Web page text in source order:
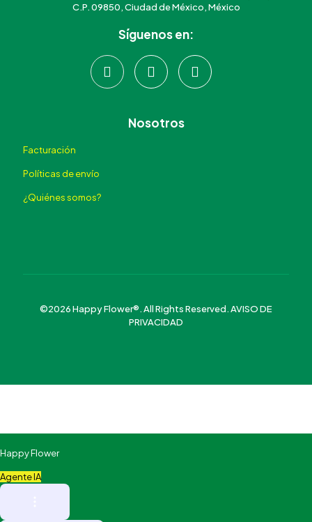
C.P. 09850, Ciudad de México, México
Síguenos en:
Nosotros
Facturación
Políticas de envío
¿Quiénes somos?
©2026 Happy Flower®. All Rights Reserved.AVISO DE
PRIVACIDAD
Happy Flower
Agente IA